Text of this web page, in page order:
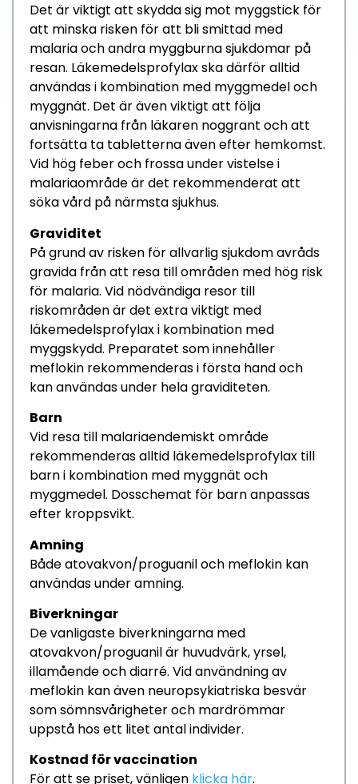
Det är viktigt att skydda sig mot myggstick för
att minska risken för att bli smittad med
malaria och andra myggburna sjukdomar på
resan. Läkemedelsprofylax skadärföralltid
användas i kombination med myggmedel och
myggnät. Det ärävenviktigt att följa
anvisningarna från läkaren noggrant och att
fortsätta ta tabletterna även efter hemkomst.
Vid hög feberoch frossaundervistelsei
malariaområdeär det rekommenderat att
söka vård på närmsta sjukhus.
Graviditet
På grund av risken för allvarlig sjukdomavråds
gravida från att resa till områden med hög risk
för malaria. Vid nödvändiga resor till
riskområdenär det extra viktigt med
läkemedelsprofylaxi kombination med
myggskydd. Preparatet som innehåller
meflokin rekommenderasi första hand och
kan användas under hela graviditeten.
Barn
Vid resa till malariaendemiskt område
rekommenderas alltid läkemedelsprofylax till
barni kombination med myggnät och
myggmedel. Dosschemat för barn anpassas
efter kroppsvikt.
Amning
Bådeatovakvon/proguaniloch meflokin kan
användas under amning.
Biverkningar
De vanligaste biverkningarna med
atovakvon/proguanilär huvudvärk,yrsel,
illamående och diarré. Vid användning av
meflokin kanäven neuropsykiatriska besvär
somsömnsvårigheter och mardrömmar
uppstå hos ett litet antal individer.
Kostnad för vaccination
För att se priset, vänligen klicka här.